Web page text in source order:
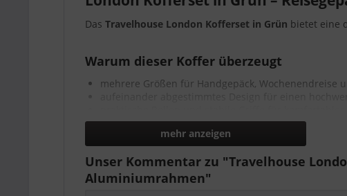
Das Travelhouse London Kofferset in Grün bietet eine
Warum dieser Koffer überzeugt
mehrere Größen für Handgepäck, Wochenendreise
ideal, wenn Sie ein komplettes Kofferset kaufen
Wichtige Ausstattung
TSA-Schloss
mehr anzeigen
Unser Kommentar zu "Travelhouse
Aluminiumrahmen"